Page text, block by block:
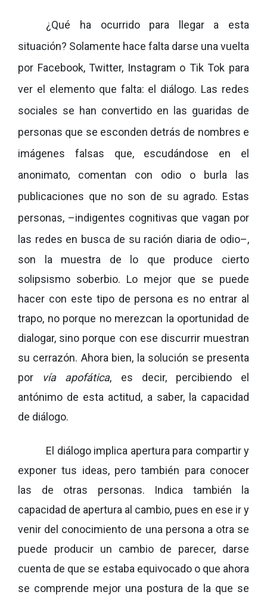
¿Qué ha ocurrido para llegar a esta
situación? Solamente hace falta darse una vuelta
por Facebook, Twitter, Instagram o Tik Tok para
ver el elemento que falta: el diálogo. Las redes
sociales se han convertido en las guaridas de
personas que se esconden detrás de nombres e
imágenes falsas que, escudándose en el
anonimato, comentan con odio o burla las
publicaciones que no son de su agrado. Estas
personas, –indigentes cognitivas que vagan por
las redes en busca de su ración diaria de odio–,
son la muestra de lo que produce cierto
solipsismo soberbio. Lo mejor que se puede
hacer con este tipo de persona es no entrar al
trapo, no porque no merezcan la oportunidad de
dialogar, sino porque con ese discurrir muestran
su cerrazón. Ahora bien, la solución se presenta
por vía apofática, es decir, percibiendo el
antónimo de esta actitud, a saber, la capacidad
de diálogo.
El diálogo implica apertura para compartir y
exponer tus ideas, pero también para conocer
las de otras personas. Indica también la
capacidad de apertura al cambio, pues en ese ir y
venir del conocimiento de una persona a otra se
puede producir un cambio de parecer, darse
cuenta de que se estaba equivocado o que ahora
se comprende mejor una postura de la que se